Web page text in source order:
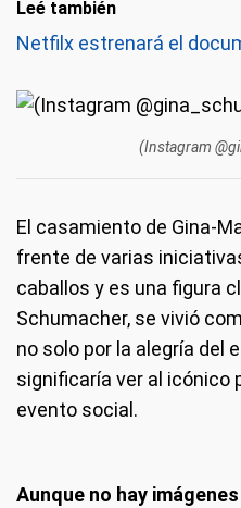
Leé también
Netfilx estrenará el
(Instagram
El casamiento de Gina-
frente de varias
caballos y es una figura
Schumacher, se vivió
no solo por la alegría del
significaría ver al icónico
evento social.
Aunque no hay